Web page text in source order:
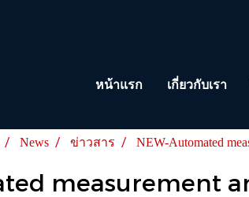
หน้าแรก เกี่ยวกับเรา
News ข่าวสาร NEW-Automated
measurement